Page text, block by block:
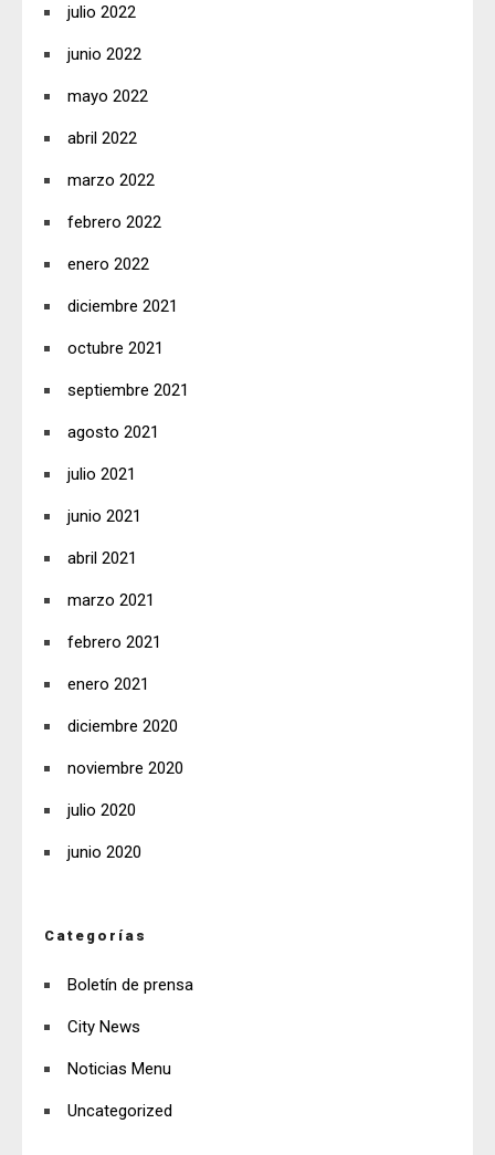
julio 2022
junio 2022
mayo 2022
abril 2022
marzo 2022
febrero 2022
enero 2022
diciembre 2021
octubre 2021
septiembre 2021
agosto 2021
julio 2021
junio 2021
abril 2021
marzo 2021
febrero 2021
enero 2021
diciembre 2020
noviembre 2020
julio 2020
junio 2020
Categorías
Boletín de prensa
City News
Noticias Menu
Uncategorized